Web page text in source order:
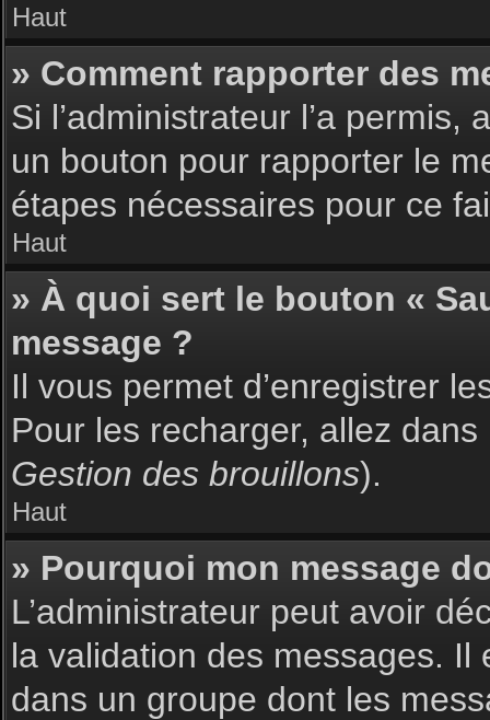
Haut
» Comment rapporter des
Si l’administrateur l’a
un bouton pour rapporter le
étapes nécessaires pour ce
Haut
» À quoi sert le bouton «
message ?
Il vous permet d’enregistrer
Pour les recharger, allez
Gestion des brouillons).
Haut
» Pourquoi mon message
L’administrateur peut avoir
la validation des messages. Il
dans un groupe dont les